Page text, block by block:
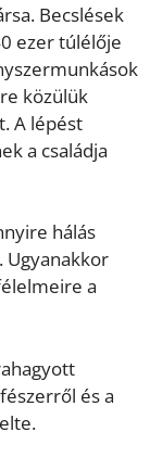
Becslések
ezer túlélője
közülük
A lépést
a családja
hálás
Ugyanakkor
a
és a